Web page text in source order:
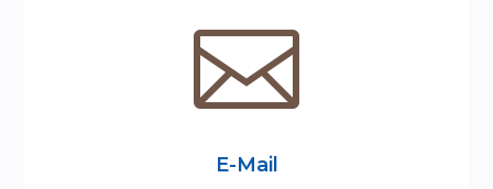

E-Mail